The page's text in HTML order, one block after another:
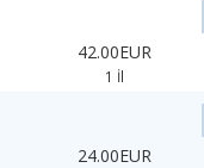
42.00EUR
1 İl
24.00EUR